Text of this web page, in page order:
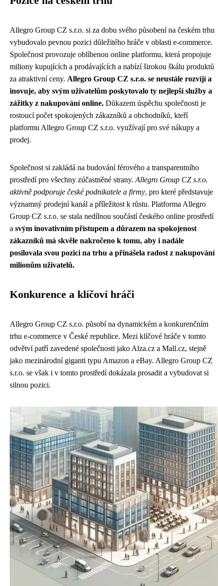
Allegro Group CZ s.r.o. si za dobu svého působení na českém trhu
vybudovalo pevnou pozici důležitého hráče v oblasti e-commerce.
Společnost provozuje oblíbenou online platformu, která propojuje
miliony kupujících a prodávajících a nabízí širokou škálu produktů
za atraktivní ceny. Allegro Group CZ s.r.o. se neustále rozvíjí a
inovuje, aby svým uživatelům poskytovalo ty nejlepší služby a
zážitky z nakupování online. Důkazem úspěchu společnosti je
rostoucí počet spokojených zákazníků a obchodníků, kteří
platformu Allegro Group CZ s.r.o. využívají pro své nákupy a
prodej.
Společnost si zakládá na budování férového a transparentního
prostředí pro všechny zúčastněné strany. Allegro Group CZ s.r.o.
aktivně podporuje české podnikatele a firmy, pro které představuje
významný prodejní kanál a příležitost k růstu. Platforma Allegro
Group CZ s.r.o. se stala nedílnou součástí českého online prostředí
a svým inovativním přístupem a důrazem na spokojenost
zákazníků má skvěle nakročeno k tomu, aby i nadále
posilovala svou pozici na trhu a přinášela radost z nakupování
milionům uživatelů.
Konkurence a klíčoví hráči
Allegro Group CZ s.r.o. působí na dynamickém a konkurenčním
trhu e-commerce v České republice. Mezi klíčové hráče v tomto
odvětví patří zavedené společnosti jako Alza.cz a Mall.cz, stejně
jako mezinárodní giganti typu Amazon a eBay. Allegro Group CZ
s.r.o. se však i v tomto prostředí dokázala prosadit a vybudovat si
silnou pozici.